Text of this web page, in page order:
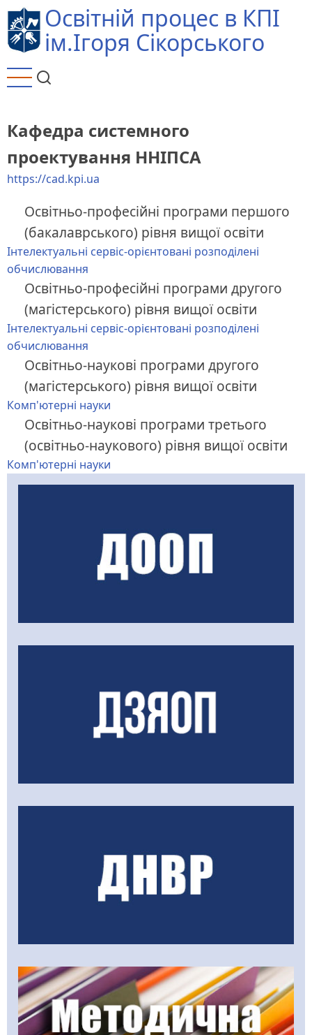
Перейти
до
основного
Освітній процес в КПІ
ім.Ігоря Сікорського
Кафедра системного
проектування ННІПСА
https://cad.kpi.ua
Освітньо-професійні програми першого
(бакалаврського) рівня вищої освіти
Інтелектуальні сервіс-орієнтовані розподілені
обчислювання
Освітньо-професійні програми другого
(магістерського) рівня вищої освіти
Інтелектуальні сервіс-орієнтовані розподілені
обчислювання
Освітньо-наукові програми другого
(магістерського) рівня вищої освіти
Комп'ютерні науки
Освітньо-наукові програми третього
(освітньо-наукового) рівня вищої освіти
Комп'ютерні науки